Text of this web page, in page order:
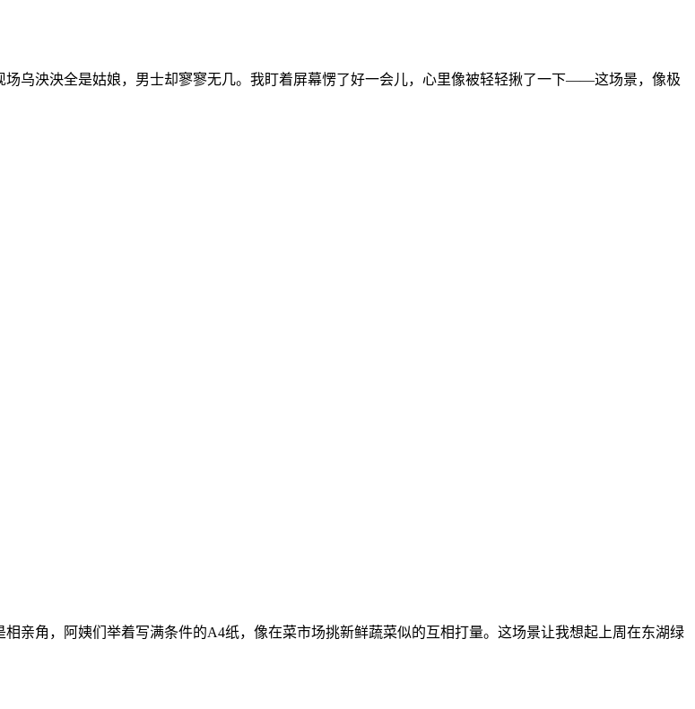
乌泱泱全是姑娘，男士却寥寥无几。我盯着屏幕愣了好一会儿，心里像被轻轻揪了一下——这场景，像极
亲角，阿姨们举着写满条件的A4纸，像在菜市场挑新鲜蔬菜似的互相打量。这场景让我想起上周在东湖绿